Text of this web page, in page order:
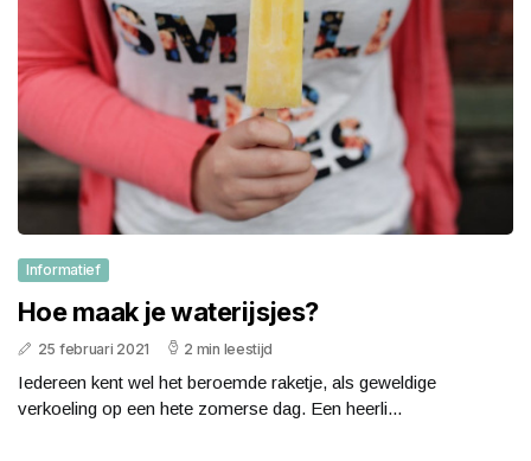
Informatief
Hoe maak je waterijsjes?
25 februari 2021 2 min leestijd
Iedereen kent wel het beroemde raketje, als geweldige
verkoeling op een hete zomerse dag. Een heerli...